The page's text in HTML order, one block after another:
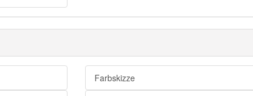
Exposee
Farbskizze